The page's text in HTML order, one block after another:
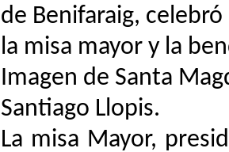
de Benifaraig,
la misa mayor y la
Imagen de Santa
Santiago Llopis.
La misa Mayor,